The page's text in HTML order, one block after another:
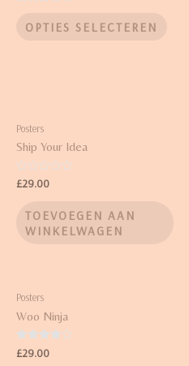
4.17
uit 5OPTIES SELECTEREN
Posters
Ship Your Idea
Waardering
0
£29.00
TOEVOEGEN AAN
WINKELWAGEN
Posters
Woo Ninja
Waardering
4.00
£29.00